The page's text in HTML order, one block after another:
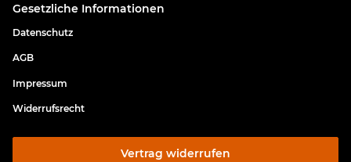
Gesetzliche Informationen
Datenschutz
AGB
Impressum
Widerrufsrecht
Vertrag widerrufen